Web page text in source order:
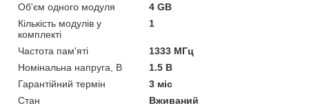
Об'єм одного модуля
4 GB
Кількість модулів у
комплекті
1
Частота пам'яті
1333 МГц
Номінальна напруга, В
1.5 В
Гарантійний термін
3 міс
Стан
Вживаний